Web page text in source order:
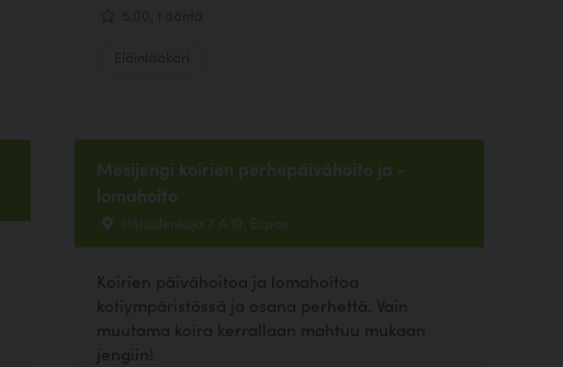
Mesijengi koirien perhepäivähoito ja -
lomahoito
Itätuulenkuja 7 A 10, Espoo
Koirien päivähoitoa ja lomahoitoa
kotiympäristössä ja osana perhettä. Vain
muutama koira kerrallaan mahtuu mukaan
jengiin!